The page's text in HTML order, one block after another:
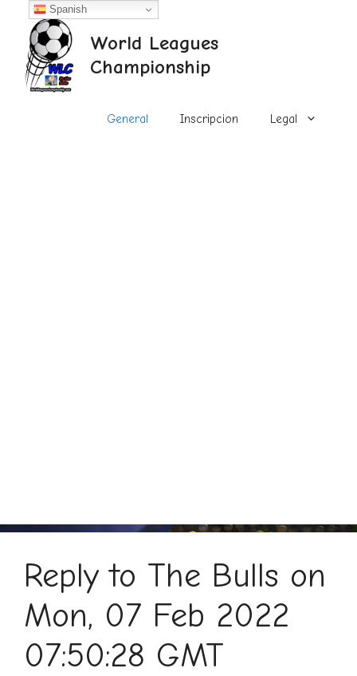
contenido
World Leagues
Championship
General Inscripcion Legal
Reply to The Bulls on
Mon, 07 Feb 2022
07:50:28 GMT
Spanish